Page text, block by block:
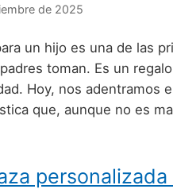
de 2025
un hijo es una de las
toman. Es un
Hoy, nos adentramos
que, aunque no es